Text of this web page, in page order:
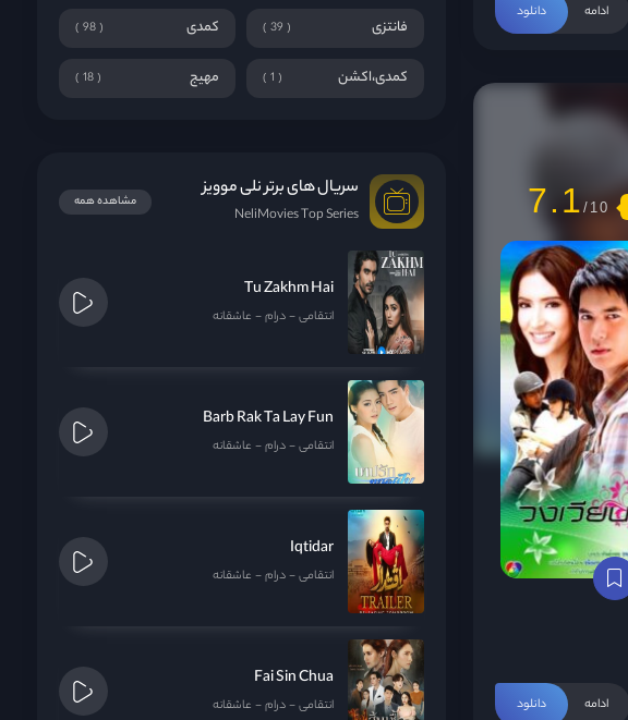
ادامه دانلود
ادامه دانلود
7.1
فانتزی 39 کمدی 98
کمدی،اکشن 1 مهیج 18
سریال های برتر نلی موویز
NeliMovies Top Series
مشاهده همه
Tu Zakhm Hai
انتقامی درام عاشقانه
Barb Rak Ta Lay Fun
انتقامی درام عاشقانه
Iqtidar
انتقامی درام عاشقانه
Fai Sin Chua
انتقامی درام عاشقانه